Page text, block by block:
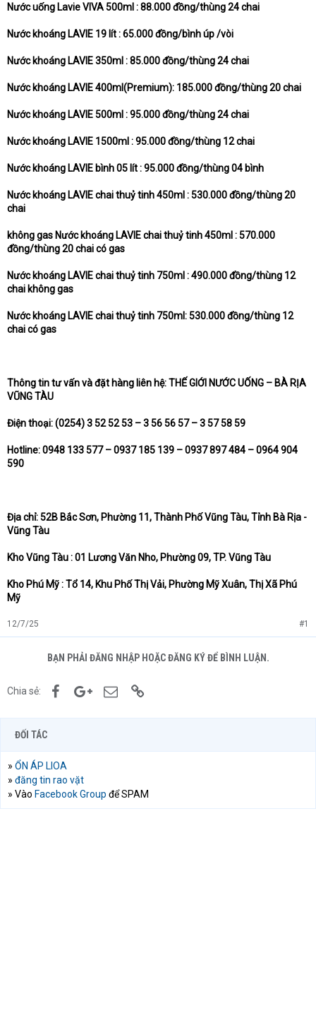
Nước uống Lavie VIVA 500ml : 88.000 đồng/thùng 24 chai
Nước khoáng LAVIE 19 lít : 65.000 đồng/bình úp /vòi
Nước khoáng LAVIE 350ml : 85.000 đồng/thùng 24 chai
Nước khoáng LAVIE 400ml(Premium): 185.000 đồng/thùng 20 chai
Nước khoáng LAVIE 500ml : 95.000 đồng/thùng 24 chai
Nước khoáng LAVIE 1500ml : 95.000 đồng/thùng 12 chai
Nước khoáng LAVIE bình 05 lít : 95.000 đồng/thùng 04 bình
Nước khoáng LAVIE chai thuỷ tinh 450ml : 530.000 đồng/thùng 20
chai
không gas Nước khoáng LAVIE chai thuỷ tinh 450ml : 570.000
đồng/thùng 20 chai có gas
Nước khoáng LAVIE chai thuỷ tinh 750ml : 490.000 đồng/thùng 12
chai không gas
Nước khoáng LAVIE chai thuỷ tinh 750ml: 530.000 đồng/thùng 12
chai có gas
Thông tin tư vấn và đặt hàng liên hệ: THẾ GIỚI NƯỚC UỐNG – BÀ RỊA
VŨNG TÀU
Điện thoại: (0254) 3 52 52 53 – 3 56 56 57 – 3 57 58 59
Hotline: 0948 133 577 – 0937 185 139 – 0937 897 484 – 0964 904
590
Địa chỉ: 52B Bắc Sơn, Phường 11, Thành Phố Vũng Tàu, Tỉnh Bà Rịa -
Vũng Tàu
Kho Vũng Tàu : 01 Lương Văn Nho, Phường 09, TP. Vũng Tàu
Kho Phú Mỹ : Tổ 14, Khu Phố Thị Vải, Phường Mỹ Xuân, Thị Xã Phú
Mỹ
12/7/25 #1
BẠN PHẢI ĐĂNG NHẬP HOẶC ĐĂNG KÝ ĐỂ BÌNH LUẬN.
Chia sẻ: FacebookGoogle+Email
ĐỐI TÁC
» ỔN ÁP LIOA
» đăng tin rao vặt
» Vào Facebook Group để SPAM